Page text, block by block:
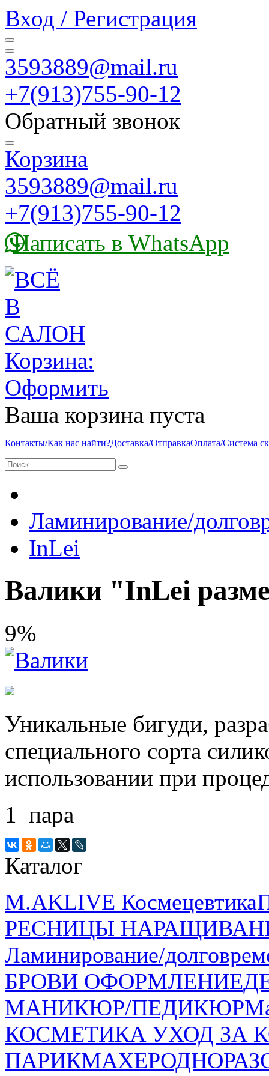
Вход / Регистрация
3593889@mail.ru
+7(913)755-90-12
Обратный звонок
Корзина
3593889@mail.ru
+7(913)755-90-12
Написать в WhatsApp
Корзина:
Оформить
Ваша корзина пуста
Контакты/Как нас найти?Доставка/ОтправкаОплата/Система
Ламинирование/
InLei
Валики "InLei
9%
Уникальные бигуди,
специального сорта
использовании при
1 пара
Каталог
M.AKLIVE Космецевтика
РЕСНИЦЫ
Ламинирование/
БРОВИ ОФОРМЛЕНИЕ
МАНИКЮР/ПЕДИКЮР
КОСМЕТИКА УХОД ЗА
ПАРИКМАХЕР